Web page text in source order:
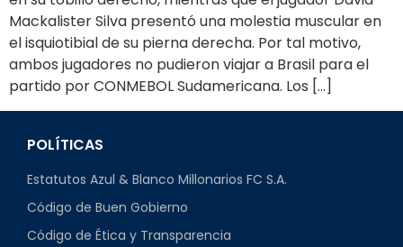
Mackalister Silva presentó una molestia muscular en
el isquiotibial de su pierna derecha. Por tal motivo,
ambos jugadores no pudieron viajar a Brasil para el
partido por CONMEBOL Sudamericana. Los […]
POLÍTICAS
Estatutos Azul & Blanco Millonarios FC S.A.
Código de Buen Gobierno
Código de Ética y Transparencia